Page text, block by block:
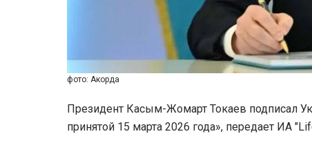
фото: Акорда
Президент Касым-Жомарт Токаев подписал
принятой 15 марта 2026 года», передает ИА